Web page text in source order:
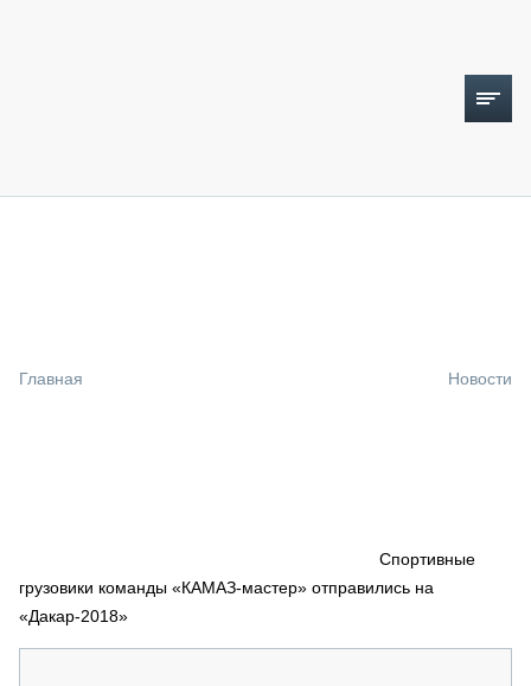
СПЕЦПРОЕКТЫ
МЕРОПРИЯТИЯ
СТАТЬИ ПО КАТЕГОРИЯМ ТЕХНИКИ
Главная Новости
Спортивные
грузовики команды «КАМАЗ-мастер» отправились на
«Дакар-2018»